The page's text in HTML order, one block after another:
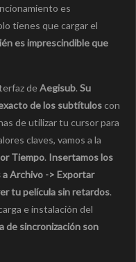
es
tienes que cargar el
es imprescindible que
deAegisub. Su
de los subtítuloscon
de utilizar tu cursor para
claves, vamos a la
Tiempo. Insertamos los
a Archivo -> Exportar
tu película sin retardos.
e instalación del
de sincronización son